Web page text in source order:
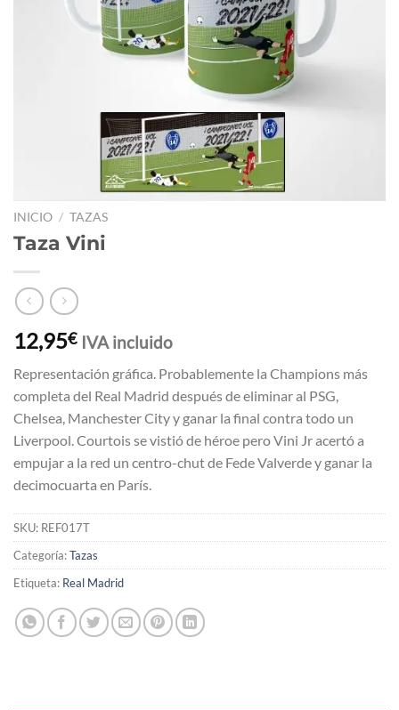
INICIO / TAZAS
Taza Vini
12,95€ IVA incluido
Representación gráfica. Probablemente la Champions más
completa del Real Madrid después de eliminar al PSG,
Chelsea, Manchester City y ganar la final contra todo un
Liverpool. Courtois se vistió de héroe pero Vini Jr acertó a
empujar a la red un centro-chut de Fede Valverde y ganar la
decimocuarta en París.
SKU: REF017T
Categoría:Tazas
Etiqueta: Real Madrid